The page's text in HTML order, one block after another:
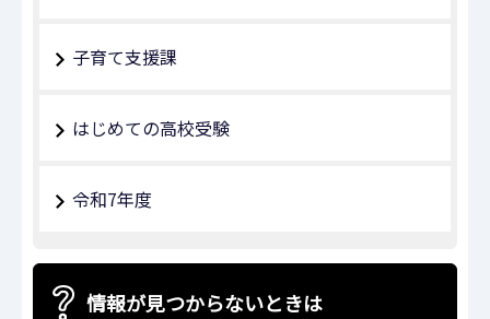
子育て支援課
はじめての高校受験
令和7年度
情報が見つからないときは